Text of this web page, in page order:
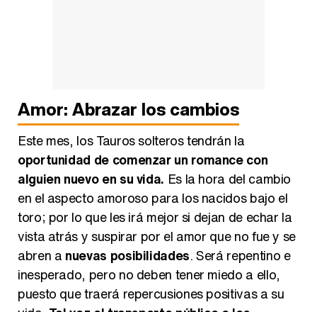
Amor: Abrazar los cambios
Este mes, los Tauros solteros tendrán la
oportunidad de comenzar un romance con
alguien nuevo en su vida. Es la hora del cambio
en el aspecto amoroso para los nacidos bajo el
toro; por lo que les irá mejor si dejan de echar la
vista atrás y suspirar por el amor que no fue y se
abren a nuevas posibilidades. Será repentino e
inesperado, pero no deben tener miedo a ello,
puesto que traerá repercusiones positivas a su